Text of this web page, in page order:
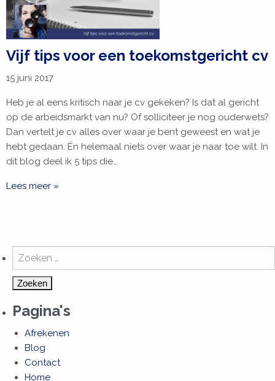
Vijf tips voor een toekomstgericht cv
15 juni 2017
Heb je al eens kritisch naar je cv gekeken? Is dat al gericht
op de arbeidsmarkt van nu? Of solliciteer je nog ouderwets?
Dan vertelt je cv alles over waar je bent geweest en wat je
hebt gedaan. Én helemaal niets over waar je naar toe wilt. In
dit blog deel ik 5 tips die…
Lees meer »
Zoeken
naar:
Pagina's
Afrekenen
Blog
Contact
Home